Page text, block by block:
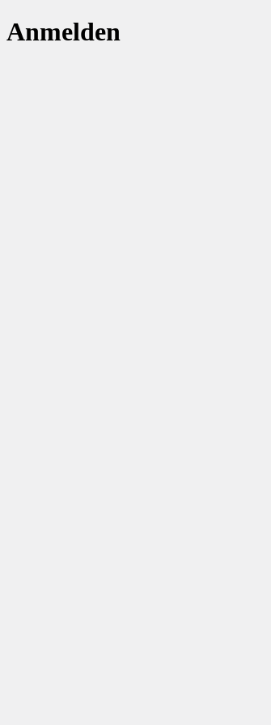
Anmelden